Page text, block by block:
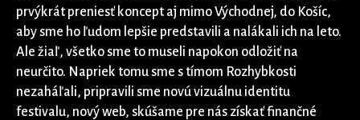
prvýkrát preniesť koncept aj mimo Východnej, do Košíc,
aby sme ho ľudom lepšie predstavili a nalákali ich na leto.
Ale žiaľ, všetko sme to museli napokon odložiť na
neurčito. Napriek tomu sme s tímom Rozhybkosti
nezaháľali, pripravili sme novú vizuálnu identitu
festivalu, nový web, skúšame pre nás získať finančné